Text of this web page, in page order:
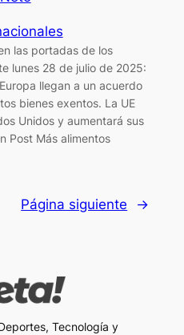
las portadas de los
lunes 28 de julio de 2025:
llegan a un acuerdo
bienes exentos. La UE
Unidos y aumentará sus
Post Más alimentos
Página siguiente →
Tecnología y